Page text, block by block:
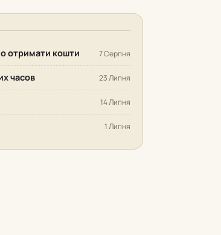
отримати кошти 7 Серпня
часов 23 Липня
14 Липня
1 Липня